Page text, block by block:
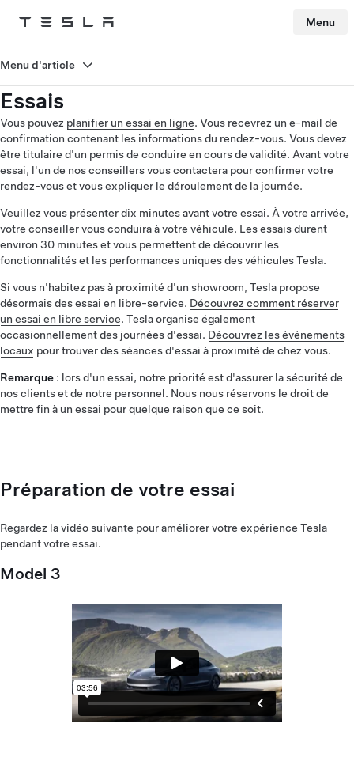
Tesla Menu
Essais
Vous pouvez planifier un essai en ligne. Vous recevrez un e-mail de
confirmation contenant les informations du rendez-vous. Vous devez
être titulaire d'un permis de conduire en cours de validité. Avant votre
essai, l'un de nos conseillers vous contactera pour confirmer votre
rendez-vous et vous expliquer le déroulement de la journée.
Veuillez vous présenter dix minutes avant votre essai. À votre arrivée,
votre conseiller vous conduira à votre véhicule. Les essais durent
environ 30 minutes et vous permettent de découvrir les
fonctionnalités et les performances uniques des véhicules Tesla.
Si vous n'habitez pas à proximité d'un showroom, Tesla propose
désormais des essai en libre-service. Découvrez comment réserver
un essai en libre service. Tesla organise également
occasionnellement des journées d'essai. Découvrez les événements
locaux pour trouver des séances d'essai à proximité de chez vous.
Remarque : lors d'un essai, notre priorité est d'assurer la sécurité de
nos clients et de notre personnel. Nous nous réservons le droit de
mettre fin à un essai pour quelque raison que ce soit.
Préparation de votre essai
Regardez la vidéo suivante pour améliorer votre expérience Tesla
pendant votre essai.
Model 3
Menu d'article